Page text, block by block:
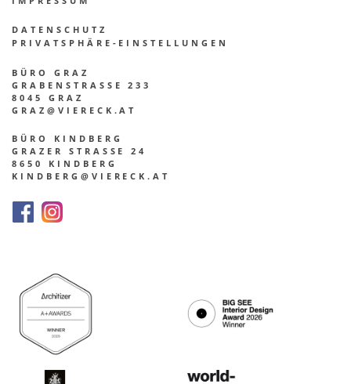
DATEN­SCHUTZ
PRIVATSPHÄRE-EINSTELLUNGEN
BÜRO GRAZ
GRABENSTRASSE 233
8045 GRAZ
GRAZ@VIERECK.AT
BÜRO KINDBERG
GRAZER STRASSE 24
8650 KINDBERG
KINDBERG@VIERECK.AT